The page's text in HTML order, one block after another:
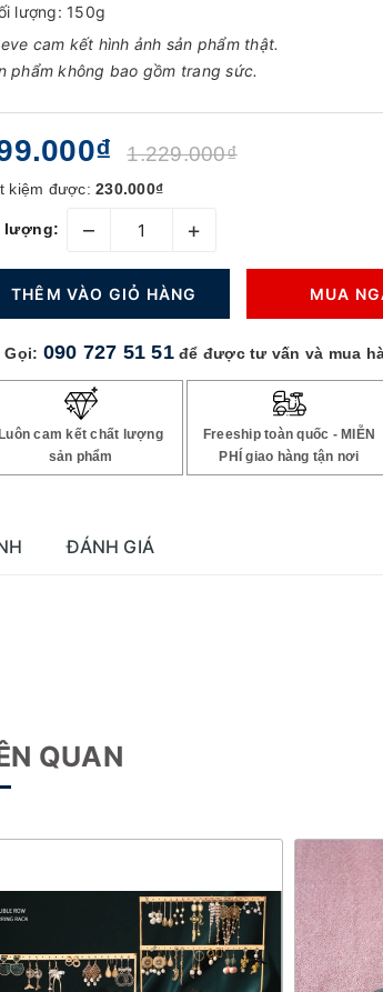
lượng: 150g
cam kết hình ảnh sản phẩm thật.
phẩm không bao gồm trang sức.
1.229.000₫
kiệm được: 230.000₫
lượng: – +
THÊM VÀO GIỎ HÀNG MUA
Gọi: 090 727 51 51 để được tư vấn và mua
Luôn cam kết chất lượng
sản phẩm
Freeship toàn quốc - MIỄN
PHÍ giao hàng tận nơi
ĐÁNH GIÁ
QUAN